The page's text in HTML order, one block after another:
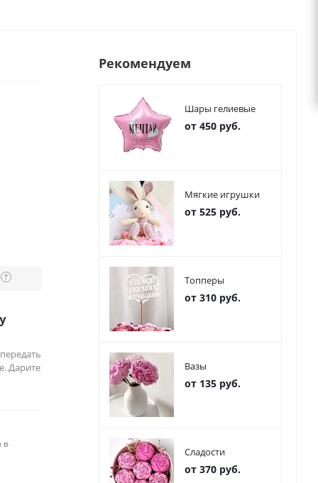
?
Дарите
в
Рекомендуем
Шары гелиевые
от 450 руб.
Мягкие игрушки
от 525 руб.
Топперы
от 310 руб.
Вазы
от 135 руб.
Сладости
от 370 руб.